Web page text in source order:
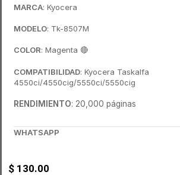
MARCA: Kyocera
MODELO: Tk-8507M
COLOR: Magenta 🔴
COMPATIBILIDAD: Kyocera Taskalfa
4550ci/4550cig/5550ci/5550cig
RENDIMIENTO: 20,000 páginas
WHATSAPP
$ 130.00